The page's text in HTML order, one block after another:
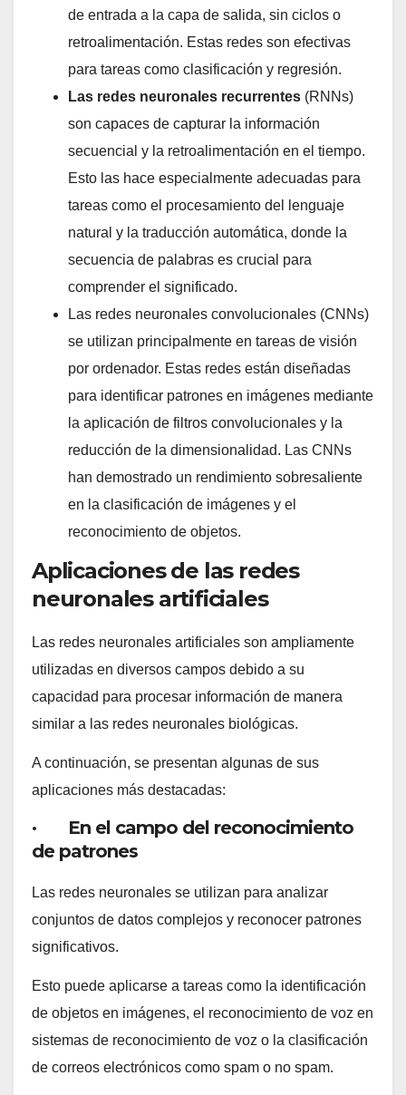
de entrada a la capa de salida, sin ciclos o
retroalimentación. Estas redes son efectivas
para tareas como clasificación y regresión.
Las redes neuronales recurrentes (RNNs)
son capaces de capturar la información
secuencial y la retroalimentación en el tiempo.
Esto las hace especialmente adecuadas para
tareas como el procesamiento del lenguaje
natural y la traducción automática, donde la
secuencia de palabras es crucial para
comprender el significado.
Las redes neuronales convolucionales (CNNs)
se utilizan principalmente en tareas de visión
por ordenador. Estas redes están diseñadas
para identificar patrones en imágenes mediante
la aplicación de filtros convolucionales y la
reducción de la dimensionalidad. Las CNNs
han demostrado un rendimiento sobresaliente
en la clasificación de imágenes y el
reconocimiento de objetos.
Aplicaciones de las redes
neuronales artificiales
Las redes neuronales artificiales son ampliamente
utilizadas en diversos campos debido a su
capacidad para procesar información de manera
similar a las redes neuronales biológicas.
A continuación, se presentan algunas de sus
aplicaciones más destacadas:
· En el campo del reconocimiento
de patrones
Las redes neuronales se utilizan para analizar
conjuntos de datos complejos y reconocer patrones
significativos.
Esto puede aplicarse a tareas como la identificación
de objetos en imágenes, el reconocimiento de voz en
sistemas de reconocimiento de voz o la clasificación
de correos electrónicos como spam o no spam.